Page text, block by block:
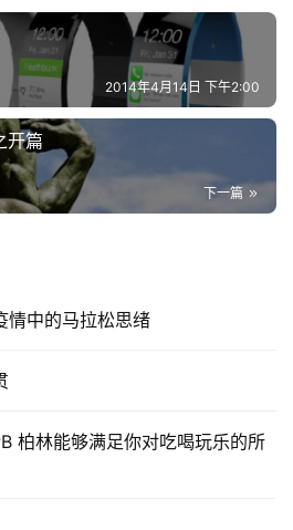
2014年4月14日 下午2:00
开篇
下一篇
中的马拉松思绪
柏林能够满足你对吃喝玩乐的所